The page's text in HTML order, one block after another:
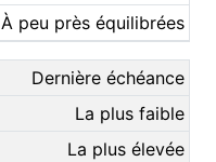
À peu près équilibrées
Dernière échéance
La plus faible
La plus élevée